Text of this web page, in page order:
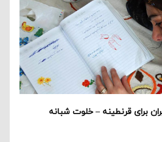
برای قرنطینه – خلوت شبانه